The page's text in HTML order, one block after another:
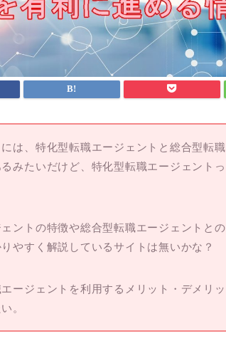
は、特化型転職エージェントと総合型転職
みたいだけど、特化型転職エージェントっ
ントの特徴や総合型転職エージェントとの
やすく解説しているサイトは無いかな？
ージェントを利用するメリット・デメリッ
。